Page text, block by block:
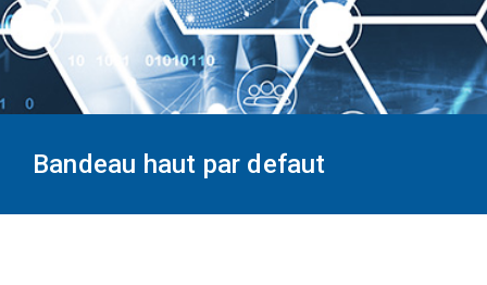
Bandeau haut par defaut